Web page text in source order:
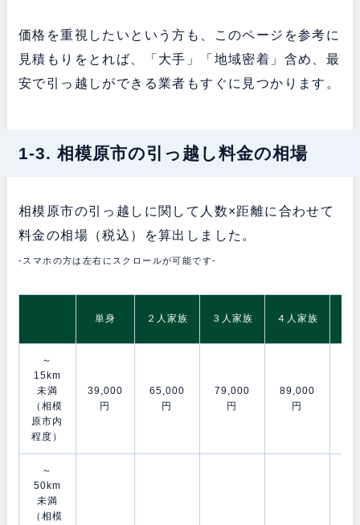
価格を重視したいという方も、このページを参考に
見積もりをとれば、「大手」「地域密着」含め、最
安で引っ越しができる業者もすぐに見つかります。
1-3. 相模原市の引っ越し料金の相場
相模原市の引っ越しに関して人数×距離に合わせて
料金の相場（税込）を算出しました。
-スマホの方は左右にスクロールが可能です-
単身 ２人家族 ３人家族 ４人家族
～
15km
未満
（相模
原市内
程度）
39,000
円
65,000
円
79,000
円
89,000
円
～
50km
未満
（相模